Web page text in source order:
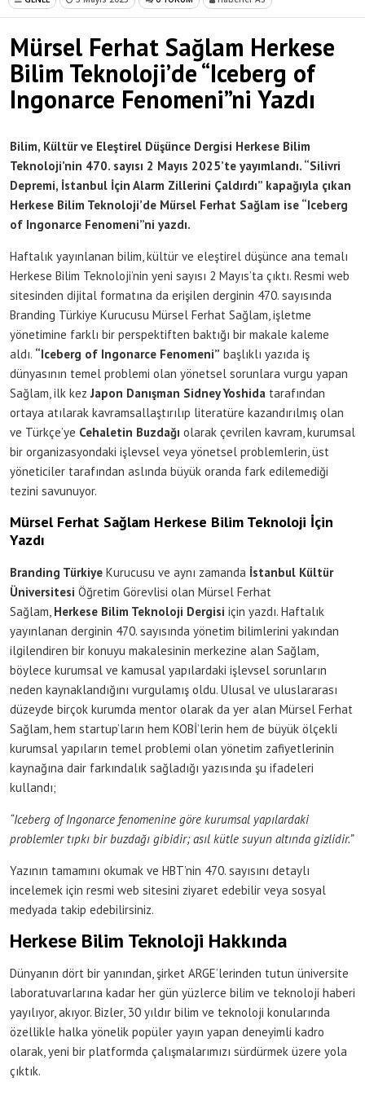
Mürsel Ferhat Sağlam Herkese
Bilim Teknoloji’de “Iceberg of
Ingonarce Fenomeni”ni Yazdı
Bilim, Kültür ve Eleştirel Düşünce Dergisi Herkese Bilim
Teknoloji’nin 470. sayısı 2 Mayıs 2025’te yayımlandı. “Silivri
Depremi, İstanbul İçin Alarm Zillerini Çaldırdı” kapağıyla çıkan
Herkese Bilim Teknoloji’de Mürsel Ferhat Sağlam ise “Iceberg
of Ingonarce Fenomeni”ni yazdı.
Haftalık yayınlanan bilim, kültür ve eleştirel düşünce ana temalı
Herkese Bilim Teknoloji’nin yeni sayısı 2 Mayıs’ta çıktı. Resmi web
sitesinden dijital formatına da erişilen derginin 470. sayısında
Branding Türkiye Kurucusu Mürsel Ferhat Sağlam, işletme
yönetimine farklı bir perspektiften baktığı bir makale kaleme
aldı. “Iceberg of Ingonarce Fenomeni” başlıklı yazıda iş
dünyasının temel problemi olan yönetsel sorunlara vurgu yapan
Sağlam, ilk kez Japon Danışman Sidney Yoshida tarafından
ortaya atılarak kavramsallaştırılıp literatüre kazandırılmış olan
ve Türkçe’ye Cehaletin Buzdağı olarak çevrilen kavram, kurumsal
bir organizasyondaki işlevsel veya yönetsel problemlerin, üst
yöneticiler tarafından aslında büyük oranda fark edilemediği
tezini savunuyor.
Mürsel Ferhat Sağlam Herkese Bilim Teknoloji İçin
Yazdı
Branding Türkiye Kurucusu ve aynı zamanda İstanbul Kültür
Üniversitesi Öğretim Görevlisi olan Mürsel Ferhat
Sağlam, Herkese Bilim Teknoloji Dergisi için yazdı. Haftalık
yayınlanan derginin 470. sayısında yönetim bilimlerini yakından
ilgilendiren bir konuyu makalesinin merkezine alan Sağlam,
böylece kurumsal ve kamusal yapılardaki işlevsel sorunların
neden kaynaklandığını vurgulamış oldu. Ulusal ve uluslararası
düzeyde birçok kurumda mentor olarak da yer alan Mürsel Ferhat
Sağlam, hem startup’ların hem KOBİ’lerin hem de büyük ölçekli
kurumsal yapıların temel problemi olan yönetim zafiyetlerinin
kaynağına dair farkındalık sağladığı yazısında şu ifadeleri
kullandı;
“Iceberg of Ingonarce fenomenine göre kurumsal yapılardaki
problemler tıpkı bir buzdağı gibidir; asıl kütle suyun altında gizlidir.”
Yazının tamamını okumak ve HBT’nin 470. sayısını detaylı
incelemek için resmi web sitesini ziyaret edebilir veya sosyal
medyada takip edebilirsiniz.
Herkese Bilim Teknoloji Hakkında
Dünyanın dört bir yanından, şirket ARGE’lerinden tutun üniversite
laboratuvarlarına kadar her gün yüzlerce bilim ve teknoloji haberi
yayılıyor, akıyor. Bizler, 30 yıldır bilim ve teknoloji konularında
özellikle halka yönelik popüler yayın yapan deneyimli kadro
olarak, yeni bir platformda çalışmalarımızı sürdürmek üzere yola
çıktık.